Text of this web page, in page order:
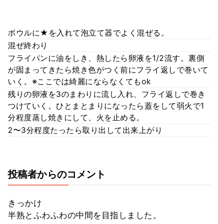
ボウルに★を入れて泡立て器でよく混ぜる。
混ぜ終わり
フライパンに油をしき、熱したら卵液を1/2流す。裏側
が固まってきたら焼き色がつく前にフライ返しで巻いて
いく。※ここでは綺麗にならなくてもok
残りの卵液を3のまわりに流し入れ、フライ返しで巻き
つけていく。ひとまとまりになったら蓋をして弱火で1
分程度蒸し焼きにして、火を止める。
2〜3分程度たったら取り出して出来上がり
投稿者からのコメント
きっかけ
半熟とふわふわの中間を目指しました。